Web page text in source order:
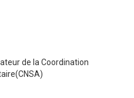
de la Coordination